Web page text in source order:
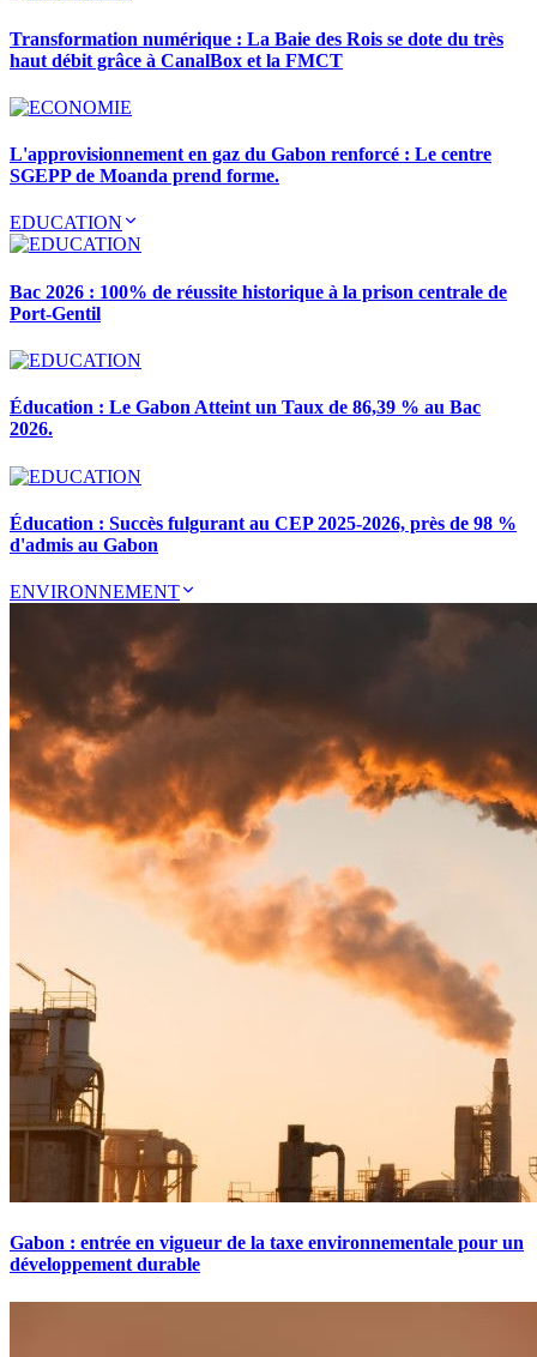
Transformation numérique : La Baie des Rois se dote du très
haut débit grâce à CanalBox et la FMCT
L'approvisionnement en gaz du Gabon renforcé : Le centre
SGEPP de Moanda prend forme.
EDUCATION
Bac 2026 : 100% de réussite historique à la prison centrale de
Port-Gentil
Éducation : Le Gabon Atteint un Taux de 86,39 % au Bac
2026.
Éducation : Succès fulgurant au CEP 2025-2026, près de 98 %
d'admis au Gabon
ENVIRONNEMENT
Gabon : entrée en vigueur de la taxe environnementale pour un
développement durable